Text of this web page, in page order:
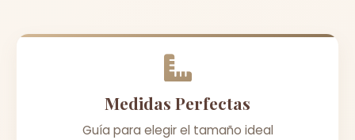
Medidas Perfectas
Guía para elegir el tamaño ideal